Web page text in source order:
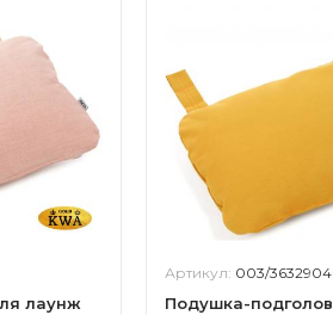
лаунж
Артикул: 003/
Подушка-